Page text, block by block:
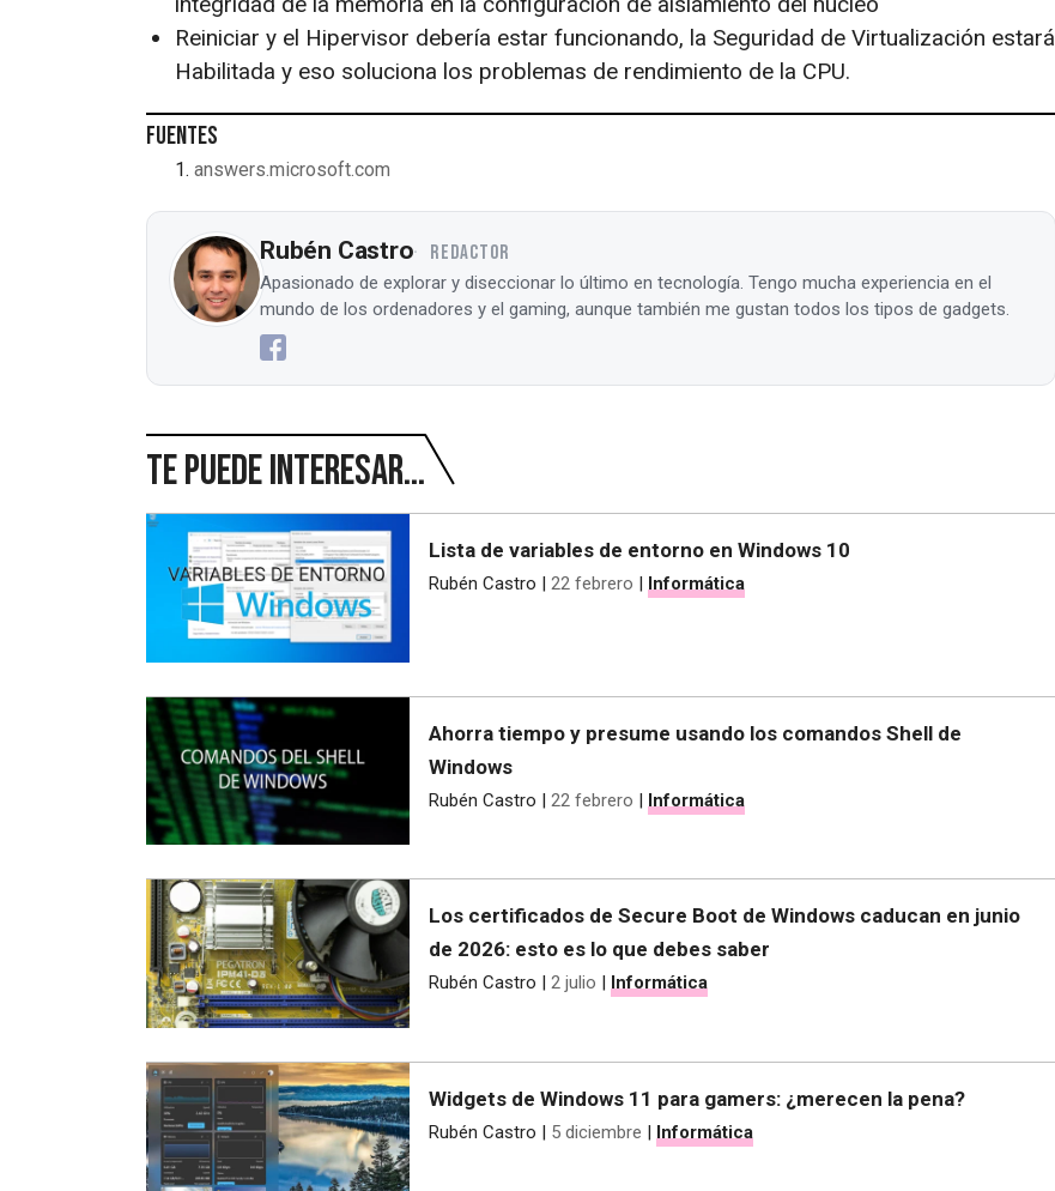
Reiniciar y el Hipervisor debería estar funcionando, la Seguridad de Virtualización estará
Habilitada y eso soluciona los problemas de rendimiento de la CPU.
Fuentes
answers.microsoft.com
Rubén Castro REDACTOR
Apasionado de explorar y diseccionar lo último en tecnología. Tengo mucha experiencia en el
mundo de los ordenadores y el gaming, aunque también me gustan todos los tipos de gadgets.
Te puede interesar...
Lista de variables de entorno en Windows 10
Rubén Castro | 22 febrero | Informática
Ahorra tiempo y presume usando los comandos Shell de
Windows
Rubén Castro | 22 febrero | Informática
Los certificados de Secure Boot de Windows caducan en junio
de 2026: esto es lo que debes saber
Rubén Castro | 2 julio | Informática
Widgets de Windows 11 para gamers: ¿merecen la pena?
Rubén Castro | 5 diciembre | Informática